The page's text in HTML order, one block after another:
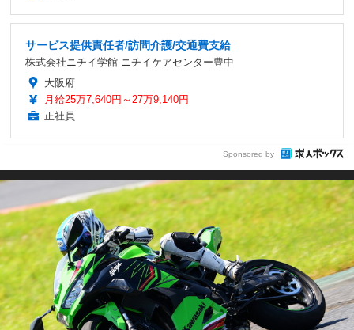
サービス提供責任者/訪問介護/交通費支給
株式会社ニチイ学館 ニチイケアセンター豊中
大阪府
月給25万7,640円～27万9,140円
正社員
Sponsored by